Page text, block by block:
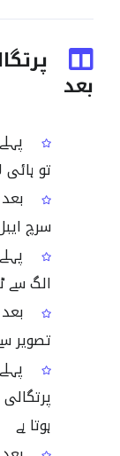
بعد
تو
سرچ
الگ سے
تصویر
ہوتا ہے